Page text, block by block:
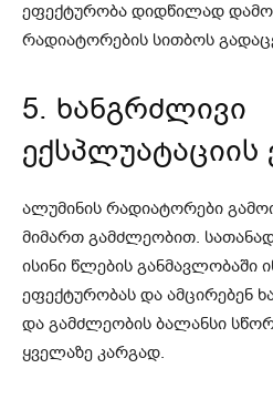
ეფექტურობა დიდწილად
რადიატორების სითბოს
5. ხანგრძლივი
ექსპლუატაციის
ალუმინის რადიატორები
მიმართ გამძლეობით.
ისინი წლების განმავლობაში
ეფექტურობას და ამცირებენ
და გამძლეობის ბალანსი
ყველაზე კარგად.